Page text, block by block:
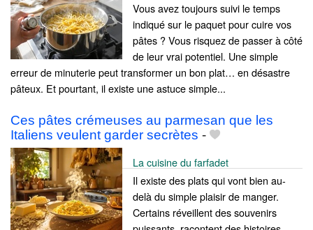
Vous avez toujours suivi le temps
indiqué sur le paquet pour cuire vos
pâtes ? Vous risquez de passer à côté
de leur vrai potentiel. Une simple
erreur de minuterie peut transformer un bon plat… en désastre
pâteux. Et pourtant, il existe une astuce simple...
Ces pâtes crémeuses au parmesan que les
Italiens veulent garder secrètes -
La cuisine du farfadet
Il existe des plats qui vont bien au-
delà du simple plaisir de manger.
Certains réveillent des souvenirs